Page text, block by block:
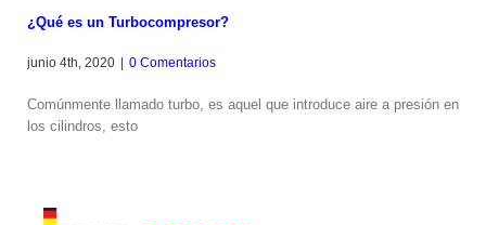
¿Qué es un Turbocompresor?
junio 4th, 2020 | 0 Comentarios
Comúnmente llamado turbo, es aquel que introduce aire a presión en
los cilindros, esto